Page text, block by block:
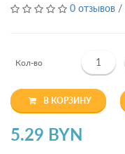
0 отзывов /
Кол-во
В КОРЗИНУ
5.29 BYN